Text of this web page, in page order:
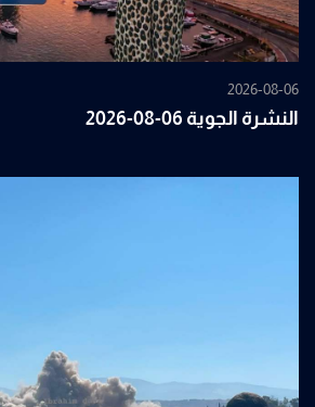
2026-08-06
النشرة الجوية 06-08-2026